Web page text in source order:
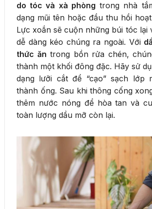
do tóc và xà phòng trong nhà
dạng mũi tên hoặc đầu thu hồi
Lực xoắn sẽ cuộn những búi tóc lại
dễ dàng kéo chúng ra ngoài. Với
thức ăn trong bồn rửa chén,
thành một khối đông đặc. Hãy sử
dạng lưỡi cắt để “cạo” sạch lớp
thành ống. Sau khi thông cống
thêm nước nóng để hòa tan và
toàn lượng dầu mỡ còn lại.